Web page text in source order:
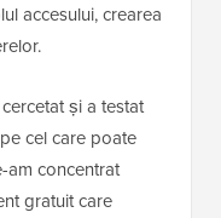
accesului, crearea
și a testat
cel care poate
am concentrat
gratuit care